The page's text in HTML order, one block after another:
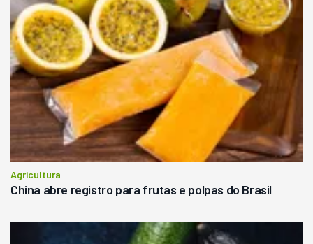
Agricultura
China abre registro para frutas e polpas do Brasil